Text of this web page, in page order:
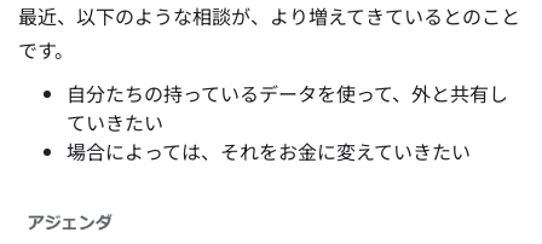
最近、以下のような相談が、より増えてきているとのこと
です。
自分たちの持っているデータを使って、外と共有し
ていきたい
場合によっては、それをお金に変えていきたい